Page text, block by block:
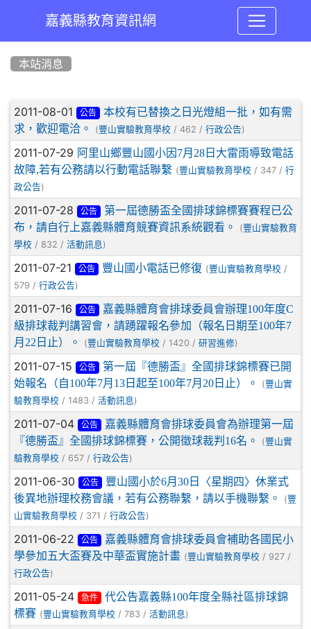
嘉義縣教育資訊網
本站消息
文章列表
2011-08-01 公告
本校有已替換之日光燈組一批，如有需
求，歡迎電洽。
(豐山實驗教育學校 / 462 / 行政公告)
2011-07-29 阿里山鄉豐山國小因7月28日大雷雨導致電話
故障,若有公務請以行動電話聯繫 (豐山實驗教育學校 / 347 / 行
政公告)
2011-07-28 公告
第一屆德勝盃全國排球錦標賽賽程已公
布，請自行上嘉義縣體育競賽資訊系統觀看。
(豐山實驗教育
學校 / 832 / 活動訊息 )
2011-07-21 公告 豐山國小電話已修復 (豐山實驗教育學校/
579 / 行政公告)
2011-07-16 公告
嘉義縣體育會排球委員會辦理100年度C
級排球裁判講習會，請踴躍報名參加（報名日期至100年7
月22日止）。
(豐山實驗教育學校 / 1420 / 研習進修)
2011-07-15 公告
第一屆『德勝盃』全國排球錦標賽已開
始報名（自100年7月13日起至100年7月20日止）。
(豐山實
驗教育學校 / 1483 / 活動訊息 )
2011-07-04 公告
嘉義縣體育會排球委員會為辦理第一屆
『德勝盃』全國排球錦標賽，公開徵球裁判16名。
(豐山實
驗教育學校 / 657 / 行政公告)
2011-06-30 公告
豐山國小於6月30日〈星期四〉休業式
後異地辦理校務會議，若有公務聯繫，請以手機聯繫。
(豐
山實驗教育學校 / 371 / 行政公告)
2011-06-22 公告
嘉義縣體育會排球委員會補助各國民小
學參加五大盃賽及中華盃實施計畫 (豐山實驗教育學校 / 927 /
行政公告)
2011-05-24 急件
代公告嘉義縣100年度全縣社區排球錦
標賽 (豐山實驗教育學校 / 783 / 活動訊息 )